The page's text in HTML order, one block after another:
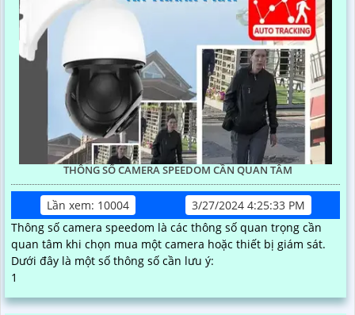
THÔNG SỐ CAMERA SPEEDOM CẦN QUAN TÂM
Lần xem: 10004
3/27/2024 4:25:33 PM
Thông số camera speedom là các thông số quan trọng cần
quan tâm khi chọn mua một camera hoặc thiết bị giám sát.
Dưới đây là một số thông số cần lưu ý:
1